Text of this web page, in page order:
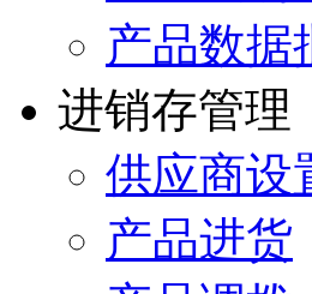
产品数据
进销存管理
供应商设
产品进货